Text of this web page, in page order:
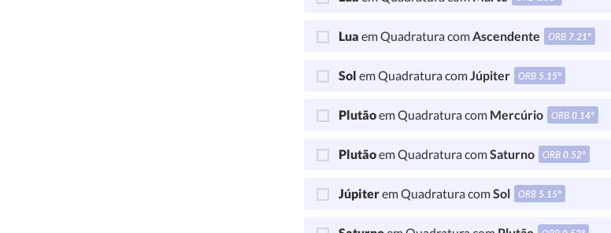
Lua em Quadratura comAscendente ORB 7.21°
Sol em Quadratura comJúpiter ORB 5.15°
Plutãoem Quadratura com Mercúrio ORB0.14°
Plutãoem Quadratura comSaturno ORB0.52°
Júpiterem Quadratura comSol ORB 5.15°